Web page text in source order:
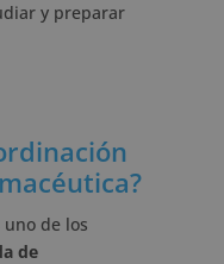
y preparar
de los
de